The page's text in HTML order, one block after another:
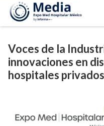
Voces de la
innovaciones en
hospitales privados